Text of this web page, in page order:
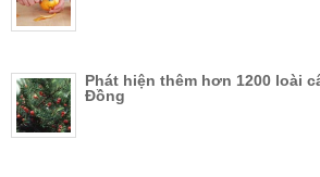
Phát hiện thêm hơn 1200 loài
Đồng